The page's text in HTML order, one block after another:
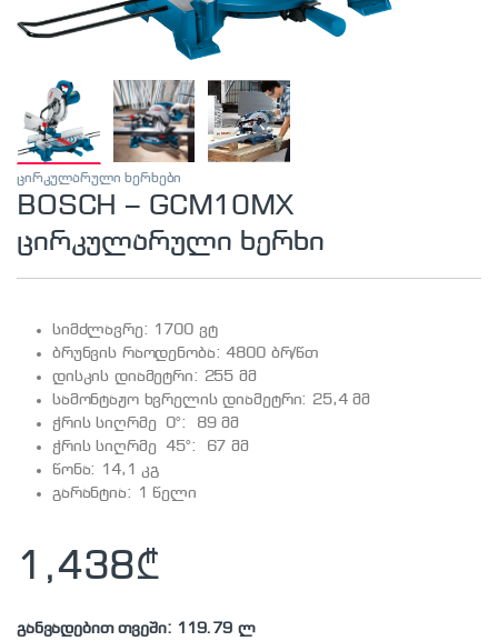
ცირკულარული ხერხები
BOSCH – GCM10MX
ცირკულარული ხერხი
სიმძლავრე: 1700 ვტ
ბრუნვის რაოდენობა: 4800 ბრ/წთ
დისკის დიამეტრი: 255 მმ
სამონტაჟო ხვრელის დიამეტრი: 25,4 მმ
ჭრის სიღრმე 0°: 89 მმ
ჭრის სიღრმე 45°: 67 მმ
წონა: 14,1 კგ
გარანტია: 1 წელი
1,438₾
განვადებით თვეში: 119.79 ლ